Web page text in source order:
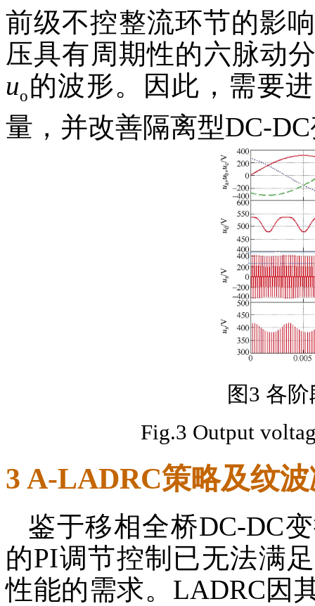
前级不控整流环节的影
压具有周期性的六脉动
uo的波形。因此，需要
量，并改善隔离型DC-
图3 各
Fig.3 Output
3 A-LADRC策略及纹
鉴于移相全桥DC-DC
的PI调节控制已无法满
性能的需求。LADRC因